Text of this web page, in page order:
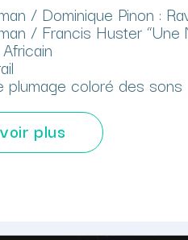
/ Dominique Pinon :
/ Francis Huster
plumage coloré des sons
plus